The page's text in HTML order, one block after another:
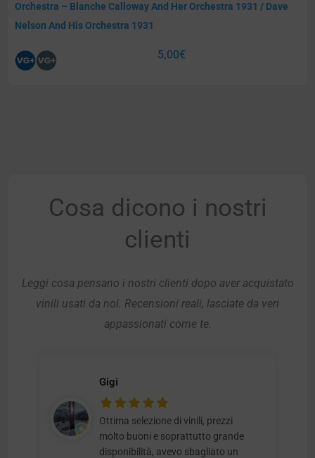
Orchestra – Blanche Calloway And Her Orchestra 1931 / Dave
Nelson And His Orchestra 1931
5,00€
Cosa dicono i nostri
clienti
Leggi cosa pensano i nostri clienti dopo aver acquistato
vinili usati da noi. Recensioni reali, lasciate da veri
appassionati come te.
Gigi
Ottima selezione di vinili, prezzi
molto buoni e soprattutto grande
disponibilità, avevo sbagliato un